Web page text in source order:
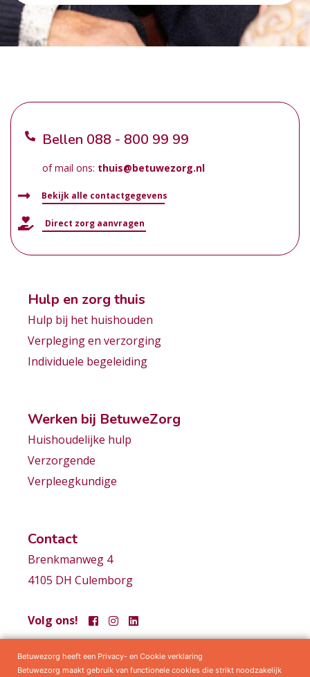
Bellen 088 - 800 99 99
of mail ons: thuis@betuwezorg.nl
Bekijk alle contactgegevens
Direct zorg aanvragen
Hulp en zorg thuis
Hulp bij het huishouden
Verpleging en verzorging
Individuele begeleiding
Werken bij BetuweZorg
Huishoudelijke hulp
Verzorgende
Verpleegkundige
Contact
Brenkmanweg 4
4105 DH Culemborg
Volg ons!
Samenwerkingen Privacy statement Algemene voorwaarden
Betuwezorg heeft een Privacy- en Cookie verklaring
Betuwezorg maakt gebruik van functionele cookies die strikt noodzakelijk